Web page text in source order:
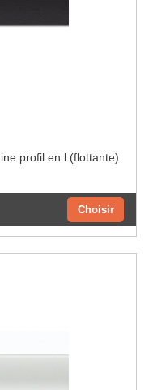
profil en l (flottante)
Choisir